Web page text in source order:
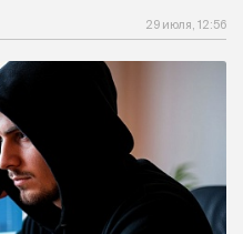
29 июля, 12:56